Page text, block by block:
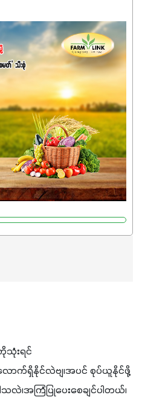
တ်‌ပေးပါ #စမတ်သီးစုံဆိုတာ
NPK (19:7:8)နဲ့ #ဟူးမစ်
ထားတဲ့ ကွန်ပေါင်း
ကအကျိုးကျေးဇူးတွေအနေနဲ့
ဝင်တဲ့အတွက် ကလိုရိုဖီးလ်ဖွဲ့စည်း
၏အရွက်များစိမ်းလန်းသန်စွမ်း
းစေပါတယ်။ အပင်၏ပင်ပိုင်း
ပင်သန်၍ အကြီးမြန်စေပါတယ်။
ါဝင်မှုကြောင့် အပင်ရဲ့ အမြစ်
လာအောင် အားပေးပါ
သီးသီးခြင်း၊အစေ့တည်ခြင်း
ပေးပါတယ်။ လုံလောက်တဲ့
အတွက် လိုအပ်တဲ့အာဟာရဓာတ်
င်ပေါင်းစပ်ထားတဲ့အတွက်
င်းသီးဟင်းရွက်နဲ့ ဥယျာဉ်ခြံသီးနှံ
ော့ တစ်မျိုးတည်းနဲ့ အားလုံး
ော် အရွေးမမှားတာသေချာပြီ
ကြီးထွားအောင် ဖန်းလင့်ရဲ့ #စ
သုံးရင်
က်ရှိနိုင်လဲဗျ၊အပင် စုပ်ယူနိုင်ဖို့
လဲ၊အကြံပြုပေးစေချင်ပါတယ်၊